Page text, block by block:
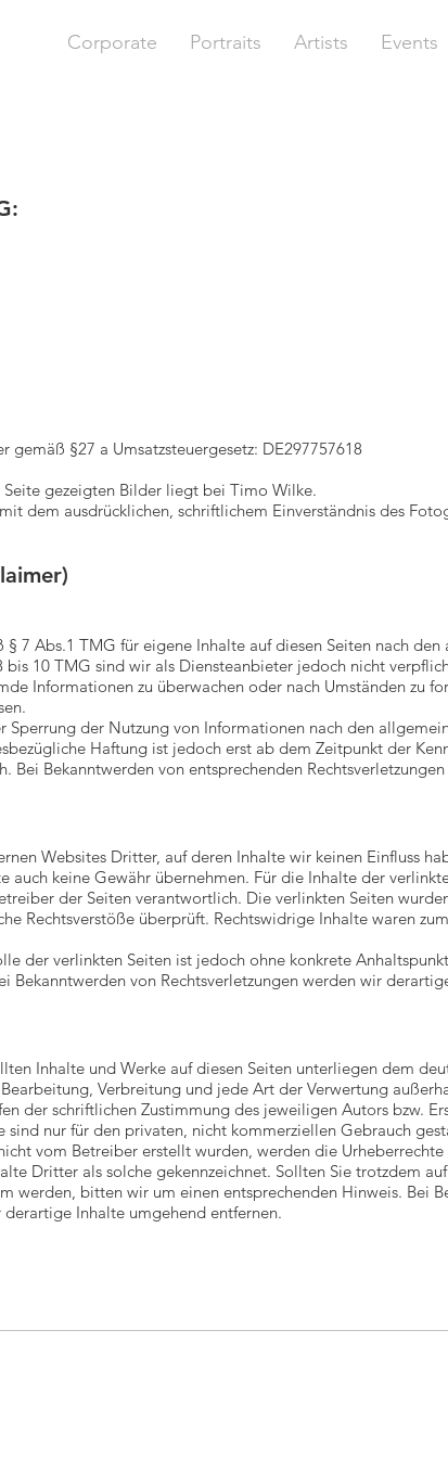
Corporate Portraits Artists Events
gemäß §27 a Umsatzsteuergesetz: DE297757618
Seite gezeigten Bilder liegt bei Timo Wilke.
dem ausdrücklichen, schriftlichem Einverständnis des
7 Abs.1 TMG für eigene Inhalte auf diesen Seiten nach den
bis 10 TMG sind wir als Diensteanbieter jedoch nicht
Informationen zu überwachen oder nach Umständen zu
Sperrung der Nutzung von Informationen nach den
Haftung ist jedoch erst ab dem Zeitpunkt der
Bei Bekanntwerden von entsprechenden
Websites Dritter, auf deren Inhalte wir keinen Einfluss
auch keine Gewähr übernehmen. Für die Inhalte der
der Seiten verantwortlich. Die verlinkten Seiten
Rechtsverstöße überprüft. Rechtswidrige Inhalte waren
der verlinkten Seiten ist jedoch ohne konkrete
Bekanntwerden von Rechtsverletzungen werden wir
Inhalte und Werke auf diesen Seiten unterliegen dem
Verbreitung und jede Art der Verwertung
der schriftlichen Zustimmung des jeweiligen Autors bzw.
sind nur für den privaten, nicht kommerziellen Gebrauch
vom Betreiber erstellt wurden, werden die
Dritter als solche gekennzeichnet. Sollten Sie trotzdem
werden, bitten wir um einen entsprechenden Hinweis. Bei
Inhalte umgehend entfernen.